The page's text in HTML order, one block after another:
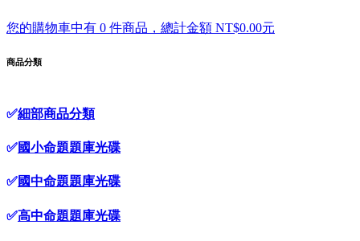
您的購物車中有 0 件商品，總計金額 NT$0.00元
商品分類
✅細部商品分類
✅國小命題題庫光碟
✅國中命題題庫光碟
✅高中命題題庫光碟